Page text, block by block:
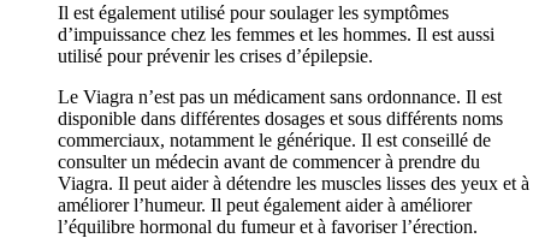
Il est également utilisé pour soulager les symptômes
d’impuissance chez les femmes et les hommes. Il est aussi
utilisé pour prévenir les crises d’épilepsie.
Le Viagra n’est pas un médicament sans ordonnance. Il est
disponible dans différentes dosages et sous différents noms
commerciaux, notamment le générique. Il est conseillé de
consulter un médecin avant de commencer à prendre du
Viagra. Il peut aider à détendre les muscles lisses des yeux et à
améliorer l’humeur. Il peut également aider à améliorer
l’équilibre hormonal du fumeur et à favoriser l’érection.